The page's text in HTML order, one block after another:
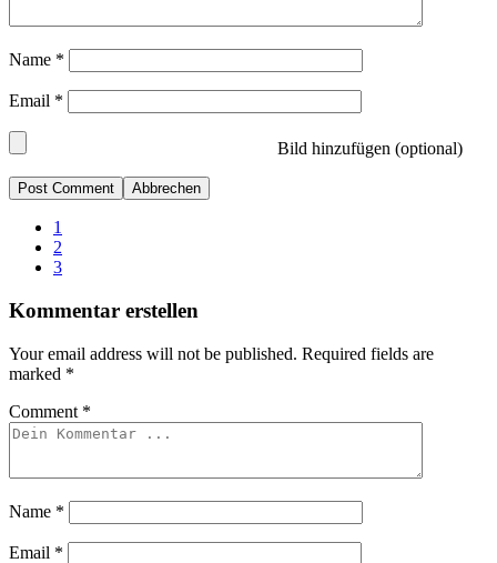
Name *
Email *
Bild hinzufügen (optional)
Abbrechen
1
2
3
Kommentar erstellen
Your email address will not be published. Required fields are
marked *
Comment *
Name *
Email *